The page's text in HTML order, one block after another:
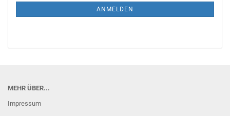
ANMELDEN
MEHR ÜBER...
Impressum